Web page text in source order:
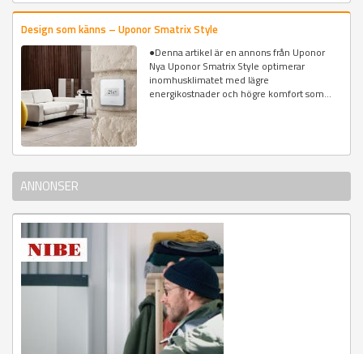
Design som känns – Uponor Smatrix Style
●Denna artikel är en annons från Uponor
Nya Uponor Smatrix Style optimerar
inomhusklimatet med lägre
energikostnader och högre komfort som...
ANNONSER